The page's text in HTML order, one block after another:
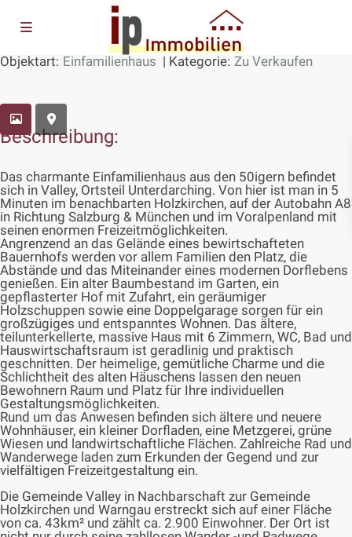
Objektart: Einfamilienhaus | Kategorie: Zu Verkaufen
Beschreibung:
Das charmante Einfamilienhaus aus den 50igern befindet
sich in Valley, Ortsteil Unterdarching. Von hier ist man in 5
Minuten im benachbarten Holzkirchen, auf der Autobahn A8
in Richtung Salzburg & München und im Voralpenland mit
seinen enormen Freizeitmöglichkeiten.
Angrenzend an das Gelände eines bewirtschafteten
Bauernhofs werden vor allem Familien den Platz, die
Abstände und das Miteinander eines modernen Dorflebens
genießen. Ein alter Baumbestand im Garten, ein
gepflasterter Hof mit Zufahrt, ein geräumiger
Holzschuppen sowie eine Doppelgarage sorgen für ein
großzügiges und entspanntes Wohnen. Das ältere,
teilunterkellerte, massive Haus mit 6 Zimmern, WC, Bad und
Hauswirtschaftsraum ist geradlinig und praktisch
geschnitten. Der heimelige, gemütliche Charme und die
Schlichtheit des alten Häuschens lassen den neuen
Bewohnern Raum und Platz für Ihre individuellen
Gestaltungsmöglichkeiten.
Rund um das Anwesen befinden sich ältere und neuere
Wohnhäuser, ein kleiner Dorfladen, eine Metzgerei, grüne
Wiesen und landwirtschaftliche Flächen. Zahlreiche Rad und
Wanderwege laden zum Erkunden der Gegend und zur
vielfältigen Freizeitgestaltung ein.
Die Gemeinde Valley in Nachbarschaft zur Gemeinde
Holzkirchen und Warngau erstreckt sich auf einer Fläche
von ca. 43km² und zählt ca. 2.900 Einwohner. Der Ort ist